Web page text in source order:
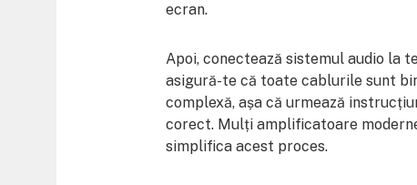
ecran.
Apoi, conectează sistemul audio la
asigură-te că toate cablurile sunt
complexă, așa că urmează
corect. Mulți amplificatoare
simplifica acest proces.